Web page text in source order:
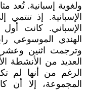
ولغوية إسبانية. تُعد
الإسبانية. إذ
الإسباني. كانت
وترجمت اثنين
العديد من الأنشطة
الرغم من أنها لم
المجموعة، إلا أن